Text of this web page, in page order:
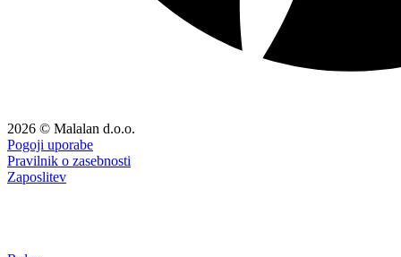
2026 © Malalan d.o.o.
Pogoji uporabe
Pravilnik o zasebnosti
Zaposlitev